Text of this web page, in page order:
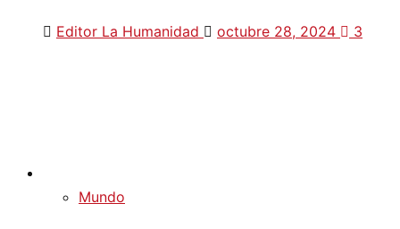
Editor La Humanidad octubre 28, 2024 3
Mundo